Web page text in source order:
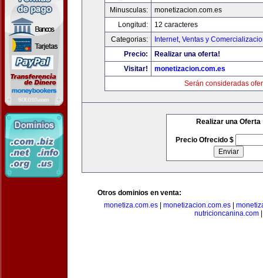
Minusculas:
monetizacion.com.es
Longitud:
12 caracteres
Categorias:
Internet, Ventas y
Precio:
Realizar una oferta!
Visitar!
monetizacion.com.es
Serán consideradas
Realizar una Oferta
Precio Ofrecido $
Otros dominios en venta:
monetiza.com.es| monetizacion.com.es|
nutricioncanina.com